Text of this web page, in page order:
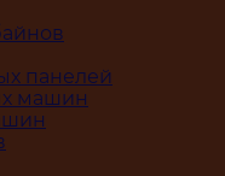
панелей
машин